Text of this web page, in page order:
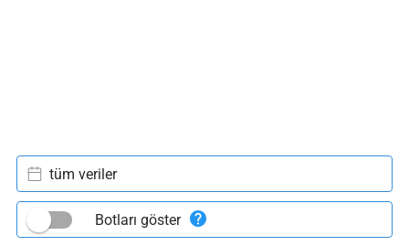
tüm veriler
Botları göster